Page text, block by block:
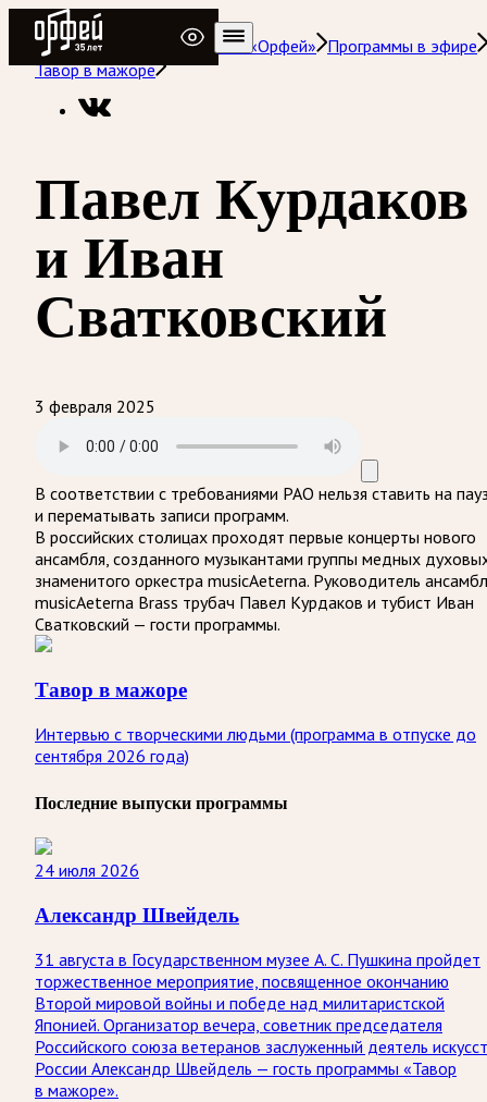
Радио Орфей
Радио классической музыки «Орфей» Программы в эфире
Тавор в мажоре
Павел Курдаков
и Иван
Сватковский
3 февраля 2025
В соответствии с требованиями РАО нельзя ставить на
и перематывать записи программ.
В российских столицах проходят первые концерты нового
ансамбля, созданного музыкантами группы медных
знаменитого оркестра musicAeterna. Руководитель
musicAeterna Brass трубач Павел Курдаков и тубист Иван
Сватковский — гости программы.
Тавор в мажоре
Интервью с творческими людьми (программа в отпуске до
сентября 2026 года)
Последние выпуски программы
24 июля 2026
Александр Швейдель
31 августа в Государственном музее А. С. Пушкина пройдет
торжественное мероприятие, посвященное окончанию
Второй мировой войны и победе над милитаристской
Японией. Организатор вечера, советник председателя
Российского союза ветеранов заслуженный деятель
России Александр Швейдель — гость программы «Тавор
в мажоре».